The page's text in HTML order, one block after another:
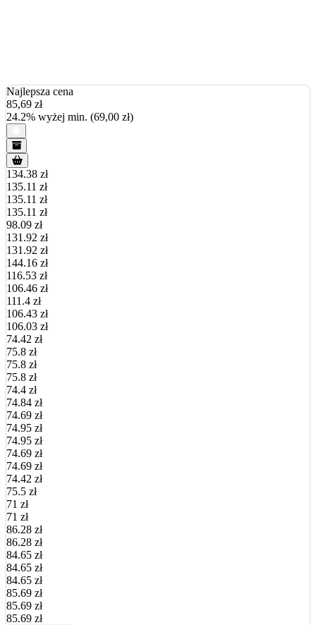
Najlepsza cena
85,69 zł
24.2% wyżej min. (69,00 zł)
134.38 zł
135.11 zł
135.11 zł
135.11 zł
98.09 zł
131.92 zł
131.92 zł
144.16 zł
116.53 zł
106.46 zł
111.4 zł
106.43 zł
106.03 zł
74.42 zł
75.8 zł
75.8 zł
75.8 zł
74.4 zł
74.84 zł
74.69 zł
74.95 zł
74.95 zł
74.69 zł
74.69 zł
74.42 zł
75.5 zł
71 zł
71 zł
86.28 zł
86.28 zł
84.65 zł
84.65 zł
84.65 zł
85.69 zł
85.69 zł
85.69 zł